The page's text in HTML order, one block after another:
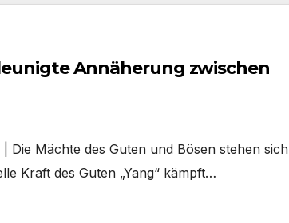
Annäherung zwischen
Die Mächte des Guten und Bösen stehen sich
Kraft des Guten „Yang“ kämpft…